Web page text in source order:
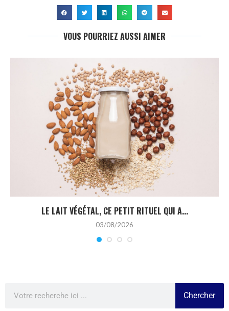
VOUS POURRIEZ AUSSI AIMER
LE LAIT VÉGÉTAL, CE PETIT RITUEL QUI A...
03/08/2026
Chercher